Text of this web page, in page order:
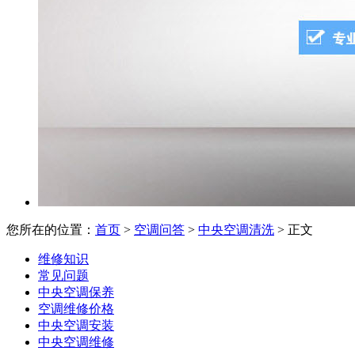
您所在的位置： 首页 > 空调问答 > 中央空调清洗 > 正文
维修知识
常见问题
中央空调保养
空调维修价格
中央空调安装
中央空调维修